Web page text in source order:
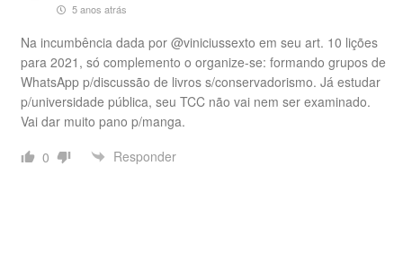
5 anos atrás
Na incumbência dada por @viniciussexto em seu art. 10 lições
para 2021, só complemento o organize-se: formando grupos de
WhatsApp p/discussão de livros s/conservadorismo. Já estudar
p/universidade pública, seu TCC não vai nem ser examinado.
Vai dar muito pano p/manga.
0
Responder